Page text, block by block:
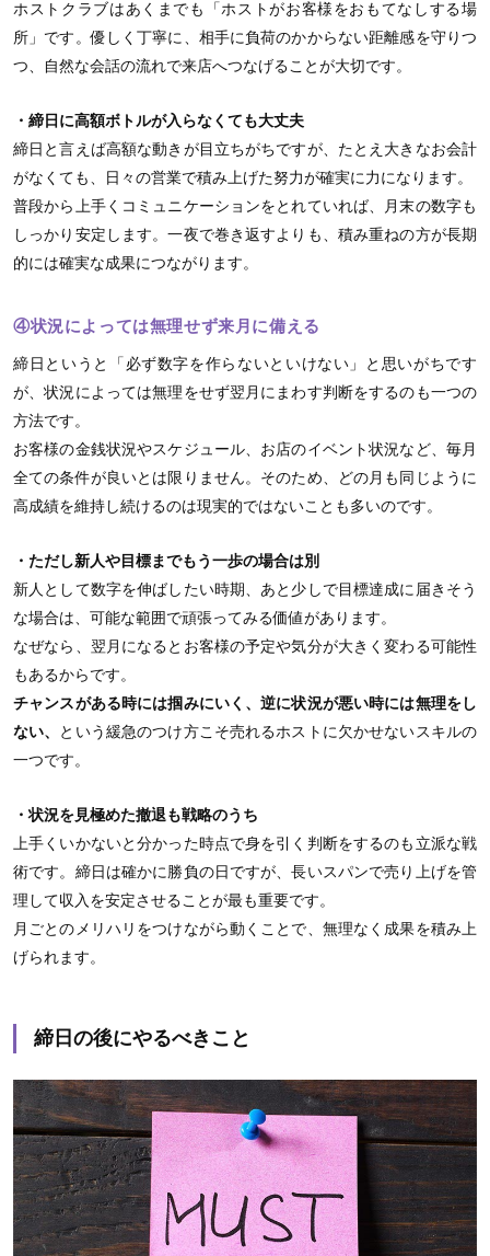
ホストクラブはあくまでも「ホストがお客様をおもてなしする場
所」です。優しく丁寧に、相手に負荷のかからない距離感を守りつ
つ、自然な会話の流れで来店へつなげることが大切です。
・締日に高額ボトルが入らなくても大丈夫
締日と言えば高額な動きが目立ちがちですが、たとえ大きなお会計
がなくても、日々の営業で積み上げた努力が確実に力になります。
普段から上手くコミュニケーションをとれていれば、月末の数字も
しっかり安定します。一夜で巻き返すよりも、積み重ねの方が長期
的には確実な成果につながります。
④状況によっては無理せず来月に備える
締日というと「必ず数字を作らないといけない」と思いがちです
が、状況によっては無理をせず翌月にまわす判断をするのも一つの
方法です。
お客様の金銭状況やスケジュール、お店のイベント状況など、毎月
全ての条件が良いとは限りません。そのため、どの月も同じように
高成績を維持し続けるのは現実的ではないことも多いのです。
・ただし新人や目標までもう一歩の場合は別
新人として数字を伸ばしたい時期、あと少しで目標達成に届きそう
な場合は、可能な範囲で頑張ってみる価値があります。
なぜなら、翌月になるとお客様の予定や気分が大きく変わる可能性
もあるからです。
チャンスがある時には掴みにいく、逆に状況が悪い時には無理をし
ない、 という緩急のつけ方こそ売れるホストに欠かせないスキルの
一つです。
・状況を見極めた撤退も戦略のうち
上手くいかないと分かった時点で身を引く判断をするのも立派な戦
術です。締日は確かに勝負の日ですが、長いスパンで売り上げを管
理して収入を安定させることが最も重要です。
月ごとのメリハリをつけながら動くことで、無理なく成果を積み上
げられます。
締日の後にやるべきこと